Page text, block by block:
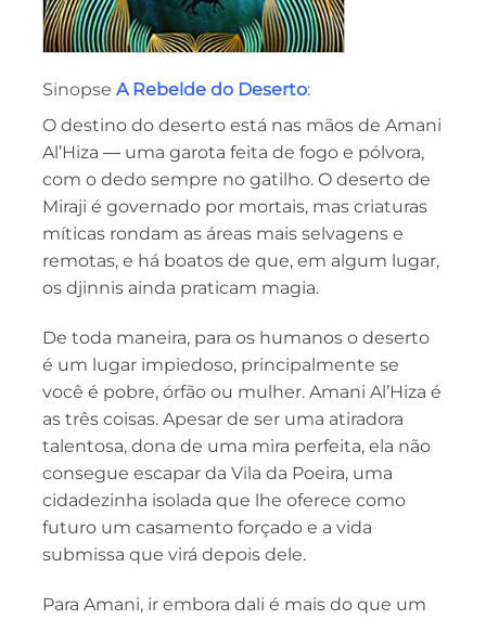
Sinopse A Rebelde do Deserto:
O destino do deserto está nas mãos de Amani
Al’Hiza ― uma garota feita de fogo e pólvora,
com o dedo sempre no gatilho. O deserto de
Miraji é governado por mortais, mas criaturas
míticas rondam as áreas mais selvagens e
remotas, e há boatos de que, em algum lugar,
os djinnis ainda praticam magia.
De toda maneira, para os humanos o deserto
é um lugar impiedoso, principalmente se
você é pobre, órfão ou mulher. Amani Al’Hiza é
as três coisas. Apesar de ser uma atiradora
talentosa, dona de uma mira perfeita, ela não
consegue escapar da Vila da Poeira, uma
cidadezinha isolada que lhe oferece como
futuro um casamento forçado e a vida
submissa que virá depois dele.
Para Amani, ir embora dali é mais do que um